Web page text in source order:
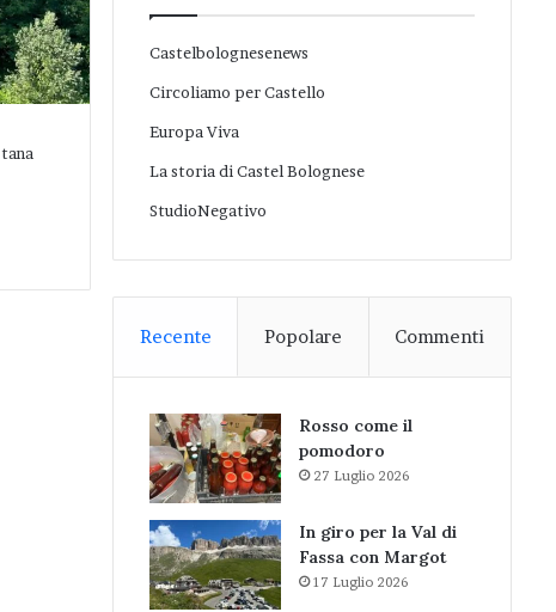
Castelbolognesenews
Circoliamo per Castello
Europa Viva
La storia di Castel Bolognese
StudioNegativo
Recente Popolare Commenti
Rosso come il
pomodoro
27 Luglio 2026
In giro per la Val di
Fassa con Margot
17 Luglio 2026